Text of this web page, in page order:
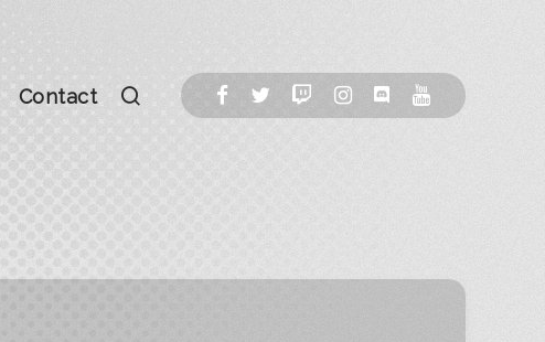
Contact